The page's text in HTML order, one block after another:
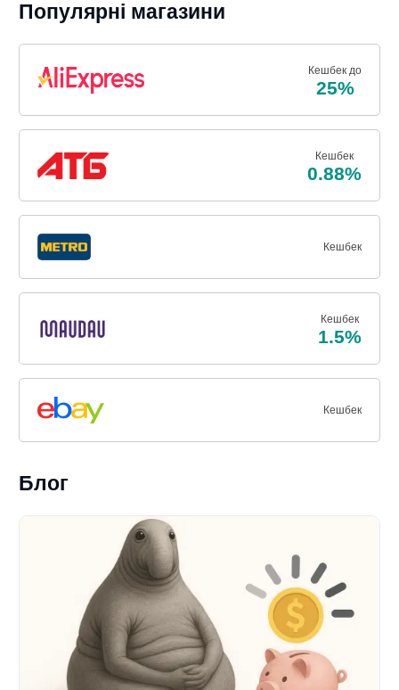
Популярні магазини
Кешбек до
25%
Кешбек
0.88%
Кешбек
Кешбек
1.5%
Кешбек
Блог